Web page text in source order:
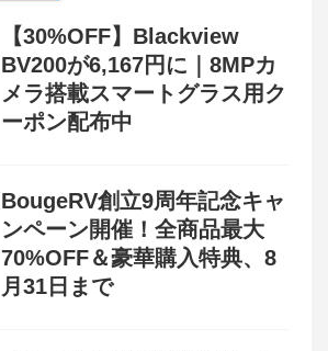
【30%OFF】Blackview
BV200が6,167円に｜8MPカ
メラ搭載スマートグラス用ク
ーポン配布中
BougeRV創立9周年記念キャ
ンペーン開催！全商品最大
70%OFF＆豪華購入特典、8
月31日まで